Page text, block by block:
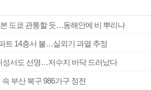
도쿄 관통할 듯…동해안에 비 뿌리나
트 14층서 불…실외기 과열 추정
성서도 선명…저수지 바닥 드러났다
부산 북구 986가구 정전